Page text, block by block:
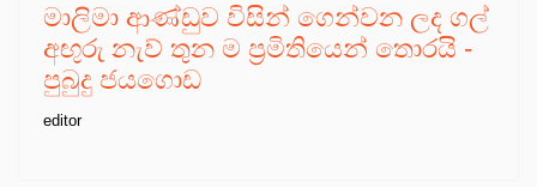
මාලිමා ආණ්ඩුව විසින් ගෙන්වන ලද ගල්
අඟුරු නැව් තුන ම ප්‍රමිතියෙන් තොරයි -
පුබුදු ජයගොඩ
editor